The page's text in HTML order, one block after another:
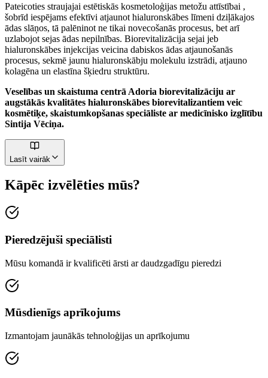
Pateicoties straujajai estētiskās kosmetoloģijas metožu attīstībai ,
šobrīd iespējams efektīvi atjaunot hialuronskābes līmeni dziļākajos
ādas slāņos, tā palēninot ne tikai novecošanās procesus, bet arī
uzlabojot sejas ādas nepilnības. Biorevitalizācija sejai jeb
hialuronskābes injekcijas veicina dabiskos ādas atjaunošanās
procesus, sekmē jaunu hialuronskābju molekulu izstrādi, atjauno
kolagēna un elastīna šķiedru struktūru.
Veselības un skaistuma centrā Adoria biorevitalizāciju ar
augstākās kvalitātes hialuronskābes biorevitalizantiem veic
kosmētiķe, skaistumkopšanas speciāliste ar medicīnisko izglītību
Sintija Vēciņa.
Lasīt vairāk
Kāpēc izvēlēties mūs?
Pieredzējuši speciālisti
Mūsu komandā ir kvalificēti ārsti ar daudzgadīgu pieredzi
Mūsdienīgs aprīkojums
Izmantojam jaunākās tehnoloģijas un aprīkojumu